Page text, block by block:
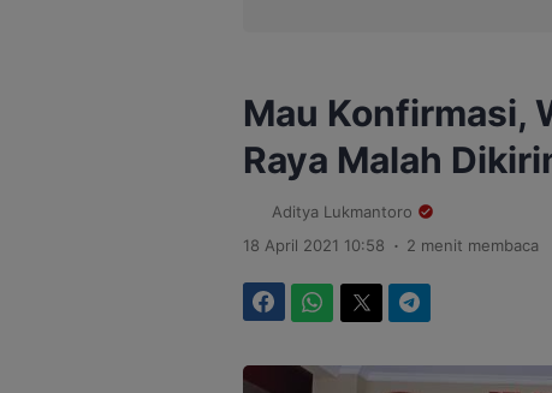
Mau Konfirmasi,
Raya Malah
Aditya Lukmantoro
18 April 2021 10:58 . 2 menit membaca